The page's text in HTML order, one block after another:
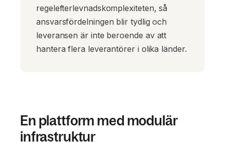
regelefterlevnadskomplexiteten, så
ansvarsfördelningen blir tydlig och
leveransen är inte beroende av att
hantera flera leverantörer i olika länder.
En plattform med modulär
infrastruktur